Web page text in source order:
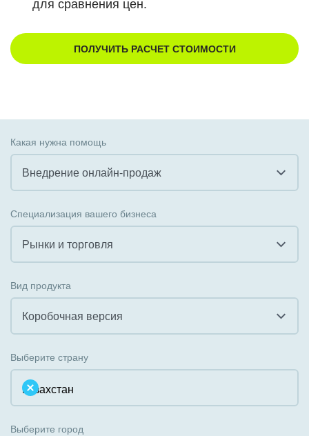
ПОЛУЧИТЬ РАСЧЕТ СТОИМОСТИ
Какая нужна помощь
Внедрение онлайн-продаж
Внедрение КЭДО
Интеграция с 1С
Организация задач и проектов
Внедрение Бизнес-процессов
Системное администрирование
Специализация вашего бизнеса
Рынки и торговля
Государственные организации
Коммунальные услуги, ЖКХ
Некоммерческие, религиозные организации,
Вид продукта
Коробочная версия
Облачный Битрикс24
Коробочная версия
Выберите страну
Выберите город